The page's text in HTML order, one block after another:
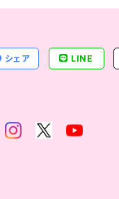
シェア LINE